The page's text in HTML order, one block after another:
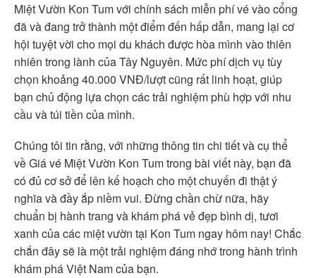
Miệt Vườn Kon Tum với chính sách miễn phí vé vào cổng
đã và đang trở thành một điểm đến hấp dẫn, mang lại cơ
hội tuyệt vời cho mọi du khách được hòa mình vào thiên
nhiên trong lành của Tây Nguyên. Mức phí dịch vụ tùy
chọn khoảng 40.000 VNĐ/lượt cũng rất linh hoạt, giúp
bạn chủ động lựa chọn các trải nghiệm phù hợp với nhu
cầu và túi tiền của mình.
Chúng tôi tin rằng, với những thông tin chi tiết và cụ thể
về Giá vé Miệt Vườn Kon Tum trong bài viết này, bạn đã
có đủ cơ sở để lên kế hoạch cho một chuyến đi thật ý
nghĩa và đầy ắp niềm vui. Đừng chần chừ nữa, hãy
chuẩn bị hành trang và khám phá vẻ đẹp bình dị, tươi
xanh của các miệt vườn tại Kon Tum ngay hôm nay! Chắc
chắn đây sẽ là một trải nghiệm đáng nhớ trong hành trình
khám phá Việt Nam của bạn.